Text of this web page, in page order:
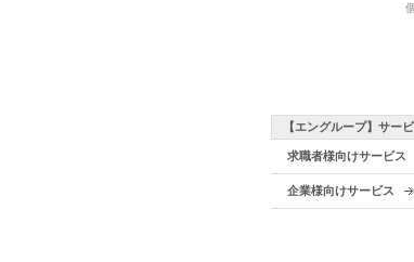
【エングループ】サー
求職者様向けサービス
企業様向けサービス